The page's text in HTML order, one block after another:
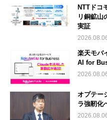
NTTドコ
リ銅鉱山
実証
楽天モバ
AI for
オプテー
ラ強靭化